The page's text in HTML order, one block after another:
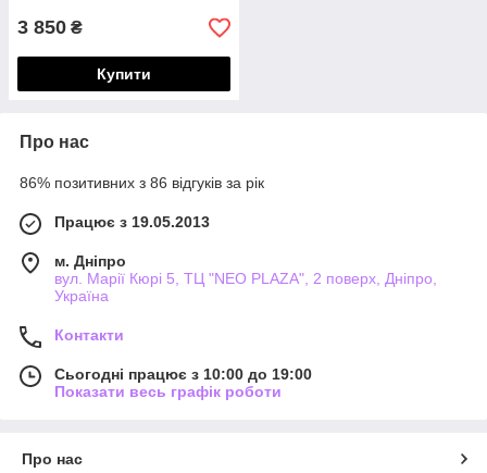
3 850 ₴
Купити
Про нас
86% позитивних з 86 відгуків за рік
Працює з 19.05.2013
м. Дніпро
вул. Марії Кюрі 5, ТЦ "NEO PLAZA", 2 поверх, Дніпро,
Україна
Контакти
Сьогодні працює з 10:00 до 19:00
Показати весь графік роботи
Про нас